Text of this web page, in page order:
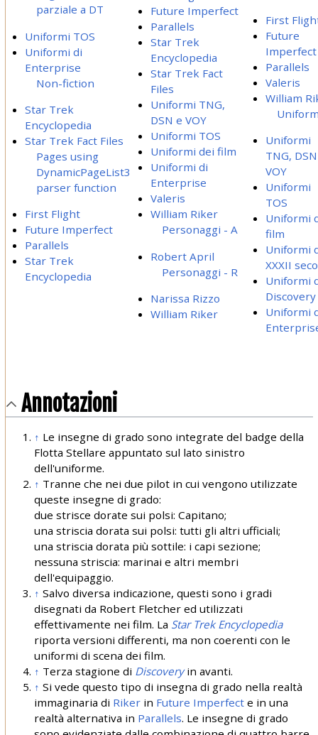
parziale a DT
Uniformi TOS
Uniformi di
Enterprise
Non-fiction
Star Trek
Encyclopedia
Star Trek Fact Files
Pages using
DynamicPageList3
parser function
First Flight
Future Imperfect
Parallels
Star Trek
Encyclopedia
Future Imperfect
Parallels
Star Trek
Encyclopedia
Star Trek Fact
Files
Uniformi TNG,
DSN e VOY
Uniformi TOS
Uniformi dei film
Uniformi di
Enterprise
Valeris
William Riker
Personaggi - A
Robert April
Personaggi - R
Narissa Rizzo
William Riker
First
Future
Imperfect
Parallels
Valeris
William
Uniformi
TNG,
VOY
Uniformi
TOS
Uniformi
film
Uniformi
XXXII
Uniformi
Discovery
Uniformi
Annotazioni
↑ Le insegne di grado sono integrate del badge della
Flotta Stellare appuntato sul lato sinistro
dell'uniforme.
↑ Tranne che nei due pilot in cui vengono utilizzate
queste insegne di grado:
due strisce dorate sui polsi: Capitano;
una striscia dorata sui polsi: tutti gli altri ufficiali;
una striscia dorata più sottile: i capi sezione;
nessuna striscia: marinai e altri membri
dell'equipaggio.
↑ Salvo diversa indicazione, questi sono i gradi
disegnati da Robert Fletcher ed utilizzati
effettivamente nei film. La Star Trek Encyclopedia
riporta versioni differenti, ma non coerenti con le
uniformi di scena dei film.
↑ Terza stagione di Discoveryin avanti.
↑ Si vede questo tipo di insegna di grado nella realtà
immaginaria di Rikerin Future Imperfecte in una
realtà alternativa in Parallels. Le insegne di grado